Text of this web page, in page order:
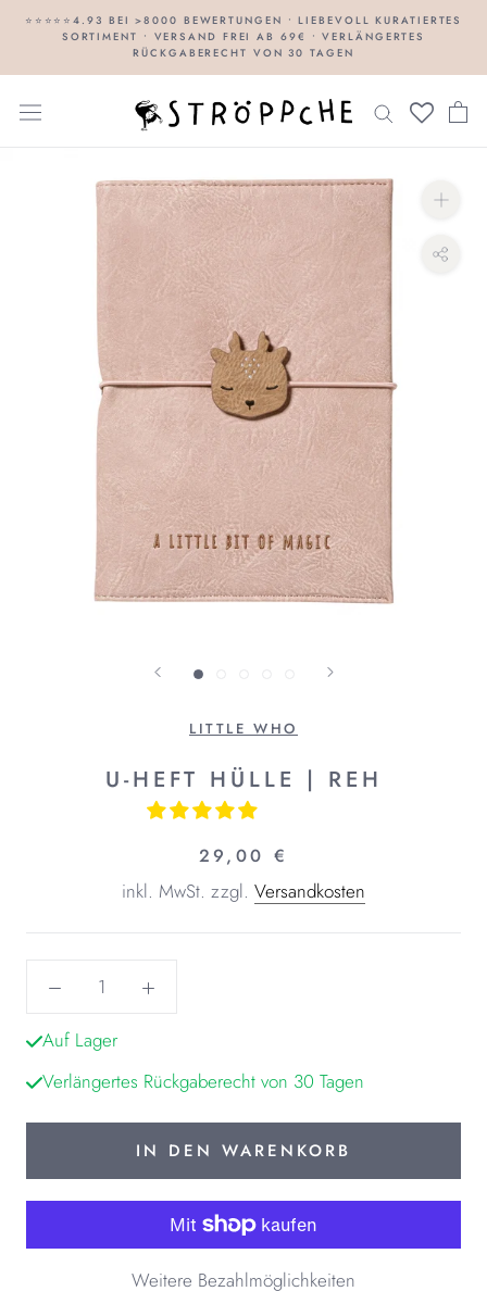
Direkt
Inhalt
⭐⭐⭐⭐⭐4.93 BEI >8000 BEWERTUNGEN • LIEBEVOLL KURATIERTES
SORTIMENT • VERSAND FREI AB 69€ • VERLÄNGERTES
RÜCKGABERECHT VON 30 TAGEN
LITTLE WHO
U-HEFT HÜLLE | REH
29,00 €
inkl. MwSt. zzgl. Versandkosten
Auf Lager
Verlängertes Rückgaberecht von 30 Tagen
IN DEN WARENKORB
Weitere Bezahlmöglichkeiten